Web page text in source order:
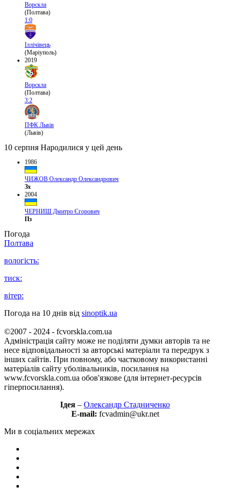
Ворскла
(Полтава)
1:0
Іллічівець
(Маріуполь)
2019
Ворскла
(Полтава)
3:2
ПФК Львів
(Львів)
10 серпня Народилися у цей день
1986
ЧИЖОВ Олександр Олександрович
Зх
2004
ЧЕРНИШ Дмитро Єгорович
Пз
Погода
Полтава
вологість:
тиск:
вітер:
Погода на 10 днів від sinoptik.ua
©2007 - 2024 - fcvorskla.com.ua
Адміністрація сайту може не поділяти думки авторів та не
несе відповідальності за авторські матеріали та передрук з
інших сайтів. При повному, або частковому використанні
матеріалів сайту уболівальників, посилання на
www.fcvorskla.com.ua обов'язкове (для інтернет-ресурсів
гіперпосилання).
Ідея – Олександр Стадниченко
E-mail: fcvadmin@ukr.net
Ми в соціальних мережах